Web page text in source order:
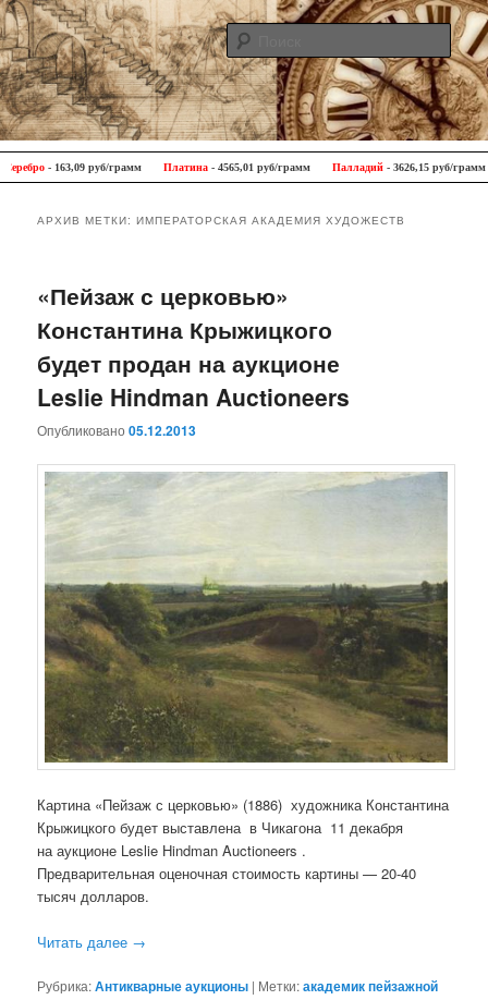
Antique Trip
Главное меню
Перейти к основному содержимому
Перейти к дополнительному содержимому
- 163,09 руб/грамм Платина- 4565,01 руб/грамм Палладий- 3626,15 руб/грамм
АРХИВ МЕТКИ:ИМПЕРАТОРСКАЯ АКАДЕМИЯ ХУДОЖЕСТВ
«Пейзаж с церковью»
Константина Крыжицкого
будет продан на аукционе
Leslie Hindman Auctioneers
Опубликовано05.12.2013
Картина «Пейзаж с церковью» (1886) художника Константина
Крыжицкого будет выставлена в Чикагона 11 декабря
на аукционе Leslie Hindman Auctioneers .
Предварительная оценочная стоимость картины — 20-40
тысяч долларов.
Читать далее →
Рубрика:Антикварные аукционы | Метки:академик пейзажной